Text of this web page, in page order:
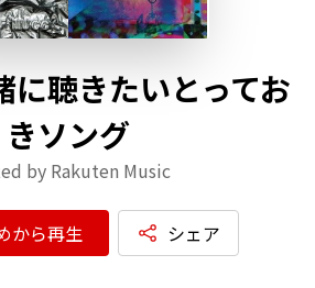
に聴きたいとってお
きソング
by Rakuten Music
から再生 シェア